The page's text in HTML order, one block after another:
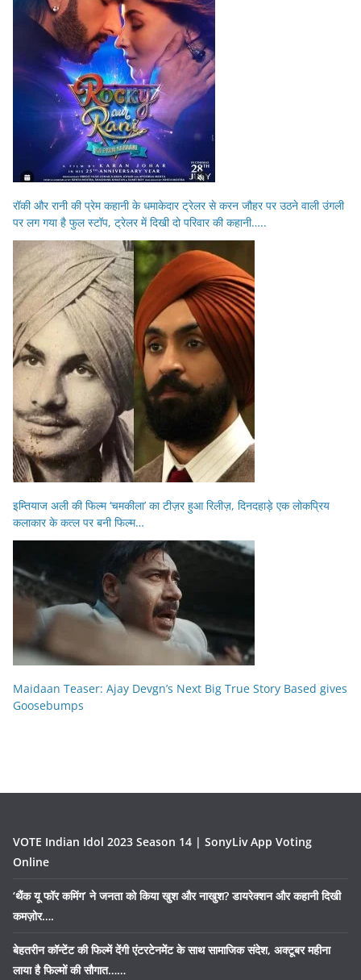
रॉकी और रानी की प्रेम कहानी के धमाकेदार ट्रेलर से करन जौहर पर उठने वाली उंगली
पर लग गया है फुल स्टॉप, ट्रेलर में दिखी दो परिवार की कहानी…..
इम्तियाज अली की फिल्म ‘चमकीला’ का टीज़र हुआ रिलीज़, दिनदहाड़े एक लोकप्रिय
कलाकार के कत्ल पर बनी फिल्म…
Maidaan Teaser: Ajay Devgn’s Next Big True Story Based gives
Goosebumps
VOTE Indian Idol 2023 Season 14 | SonyLiv App Voting
Online
‘थैंक यू फॉर कमिंग’ ने जनता को किया खुश और नाखुश? डायरेक्शन और कहानी दिखी
कमज़ोर….
बेहतरीन कॉन्टेंट की फिल्में देंगी एंटरटेनमेंट के साथ सामाजिक संदेश, अक्टूबर महीना
लाया है फिल्मों की सौगात……